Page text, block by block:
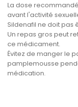
La dose
avant l'activité
Sildenafil ne doit pas
Un repas gros peut
ce médicament.
Évitez de manger le
pamplemousse
médication.